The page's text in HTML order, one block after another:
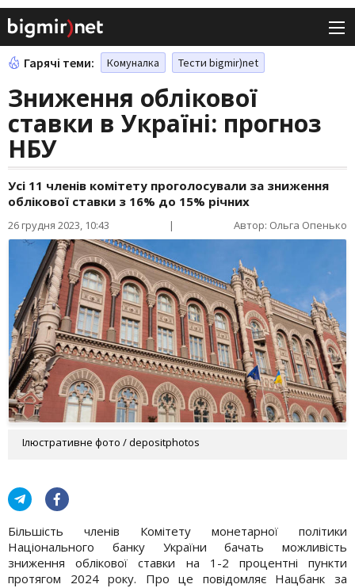
Гарячі теми: Комуналка Тести bigmir)net
Зниження облікової
ставки в Україні: прогноз
НБУ
Усі 11 членів комітету проголосували за зниження
облікової ставки з 16% до 15% річних
26 грудня 2023, 10:43 | Автор: Ольга Опенько
Ілюстративне фото / depositphotos
Більшість членів Комітету монетарної політики
Національного банку України бачать можливість
зниження облікової ставки на 1-2 процентні пункти
протягом 2024 року. Про це повідомляє Нацбанк за